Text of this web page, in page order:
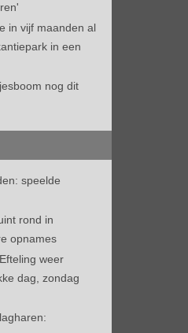
in vijf maanden al
in een
nog dit
speelde
rond in
opnames
weer
dag, zondag